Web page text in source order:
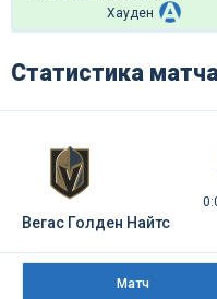
Хауден
Статистика
Вегас Голден Найтс
Матч